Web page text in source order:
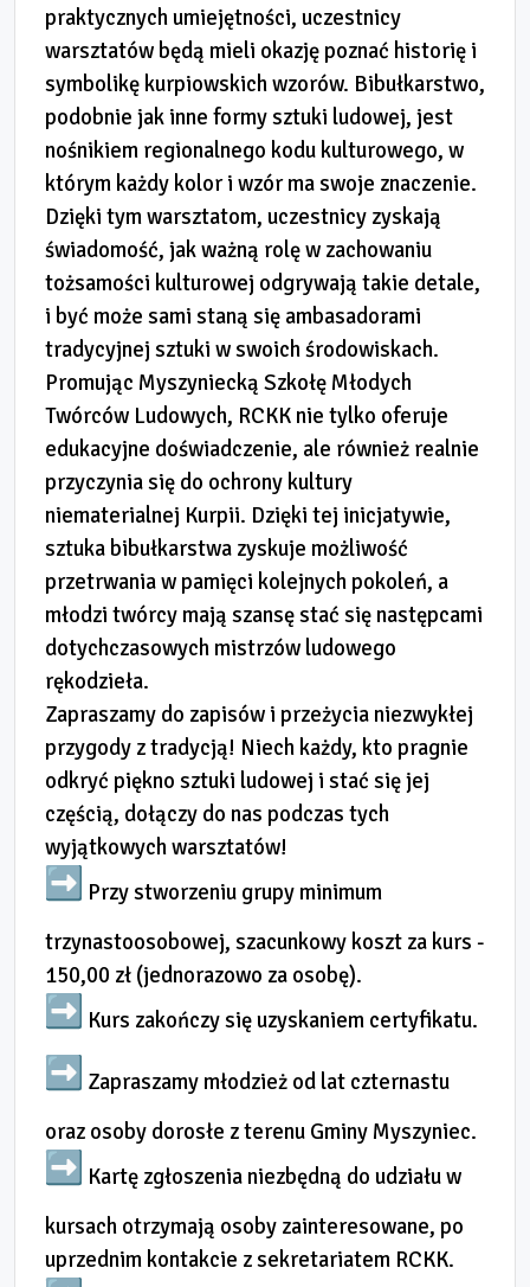
praktycznych umiejętności, uczestnicy
warsztatów będą mieli okazję poznać historię i
symbolikę kurpiowskich wzorów. Bibułkarstwo,
podobnie jak inne formy sztuki ludowej, jest
nośnikiem regionalnego kodu kulturowego, w
którym każdy kolor i wzór ma swoje znaczenie.
Dzięki tym warsztatom, uczestnicy zyskają
świadomość, jak ważną rolę w zachowaniu
tożsamości kulturowej odgrywają takie detale,
i być może sami staną się ambasadorami
tradycyjnej sztuki w swoich środowiskach.
Promując Myszyniecką Szkołę Młodych
Twórców Ludowych, RCKK nie tylko oferuje
edukacyjne doświadczenie, ale również realnie
przyczynia się do ochrony kultury
niematerialnej Kurpii. Dzięki tej inicjatywie,
sztuka bibułkarstwa zyskuje możliwość
przetrwania w pamięci kolejnych pokoleń, a
młodzi twórcy mają szansę stać się następcami
dotychczasowych mistrzów ludowego
rękodzieła.
Zapraszamy do zapisów i przeżycia niezwykłej
przygody z tradycją! Niech każdy, kto pragnie
odkryć piękno sztuki ludowej i stać się jej
częścią, dołączy do nas podczas tych
wyjątkowych warsztatów!
Przy stworzeniu grupy minimum
trzynastoosobowej, szacunkowy koszt za kurs -
150,00 zł (jednorazowo za osobę).
Kurs zakończy się uzyskaniem certyfikatu.
Zapraszamy młodzież od lat czternastu
oraz osoby dorosłe z terenu Gminy Myszyniec.
Kartę zgłoszenia niezbędną do udziału w
kursach otrzymają osoby zainteresowane, po
uprzednim kontakcie z sekretariatem RCKK.